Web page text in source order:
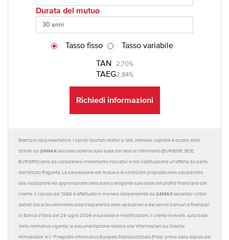
Durata del mutuo
TAN 2,70%
TAEG2,84%
Tasso fisso Tasso variabile
Richiedi informazioni
Esempio rappresentativo: I calcoli riportati relativi a rate, interessi, capitale e durata sono
stimati da 24MAX alla data odierna sulla base dei tassi di riferimento (EURIBOR, BCE,
EUROIRS) sono da considerarsi meramente indicativi e non costituiscono un'offerta da parte
dell'Istituto Rogante. La concessione del mutuo e le condizioni proposte sono subordinate
alla valutazione ed approvazione della banca erogante sulla base del profilo finanziario del
cliente. Il calcolo del TAEG è effettuato in maniera indipendente da 24MAX secondo i criteri
dettati dal provvedimento sulla trasparenza delle operazioni e dei servizi bancari e finanziari
di Banca d'Italia del 29 luglio 2009 e successive modificazioni. Il cliente riceverà, sulla base
della normativa vigente, la documentazione relativa alle 'Informazioni sul Credito
Immobiliare' e il “Prospetto Informativo Europeo Standardizzato (Pies)' prima della stipula del